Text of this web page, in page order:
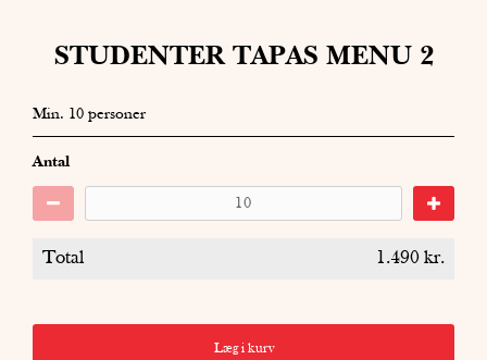
STUDENTER TAPAS MENU 2
Min. 10 personer
Antal
Total 1.490 kr.
Læg i kurv